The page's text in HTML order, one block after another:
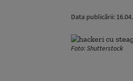
Data publicării:
Foto: Shutterstock